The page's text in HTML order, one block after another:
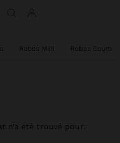
Robes Midi Robes Courtes
n’a été trouvé pour: